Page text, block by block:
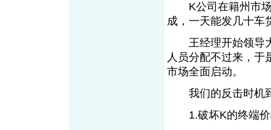
K公司在籍州市场
成，一天能发几十车
王经理开始领导大
人员分配不过来，于
市场全面启动。
我们的反击时
1.破坏K的终端价